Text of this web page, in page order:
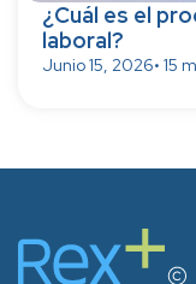
¿Cuál es el
laboral?
Junio 15, 2026• 15